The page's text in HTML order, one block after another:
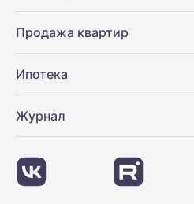
Продажа квартир
Ипотека
Журнал